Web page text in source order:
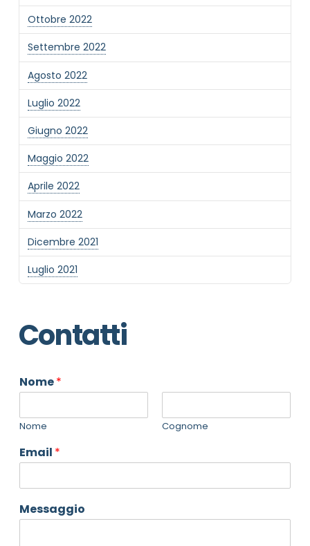
Ottobre 2022
Settembre 2022
Agosto 2022
Luglio 2022
Giugno 2022
Maggio 2022
Aprile 2022
Marzo 2022
Dicembre 2021
Luglio 2021
Contatti
Nome*
Nome Cognome
Email *
Messaggio